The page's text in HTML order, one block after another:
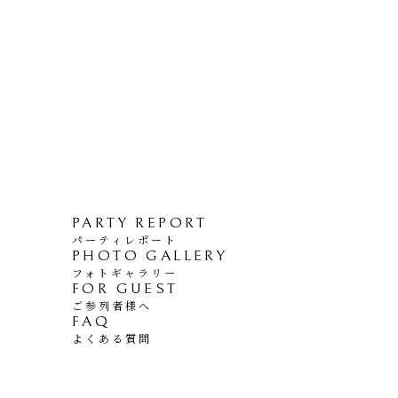
PARTY REPORT
パーティレポート
PHOTO GALLERY
フォトギャラリー
FOR GUEST
ご参列者様へ
FAQ
よくある質問